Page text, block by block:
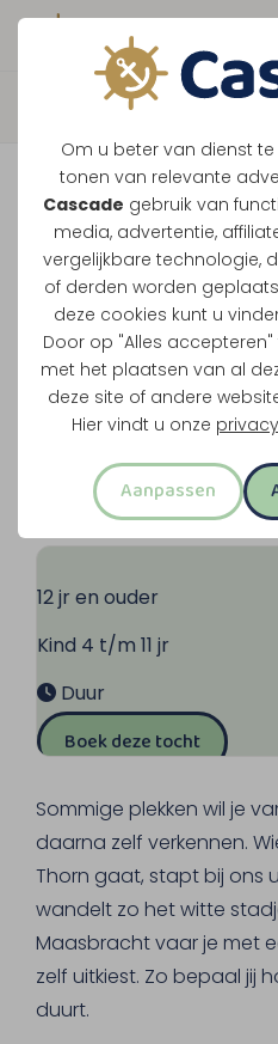
Om u beter van dienst
tonen van relevante
Cascade gebruik van
media, advertentie,
vergelijkbare technologie,
of derden worden
deze cookies kunt u
Door op "Alles
met het plaatsen van al
deze site of andere
Hier vindt u onze
Aanpassen
Boek
Terug
Tour de
Vaar naar Thorn, stap
wanneer je terugvaart.
met tijd in het witte stadje.
Water en land in
Twee uur varen
Via Wessem en
Uitstappen in
12 jr en ouder
Kind 4 t/m 11 jr
Duur
Boek deze tocht
Sommige plekken wil je
daarna zelf verkennen.
Thorn gaat, stapt bij ons
wandelt zo het witte
Maasbracht vaar je met
zelf uitkiest. Zo bepaal jij
duurt.